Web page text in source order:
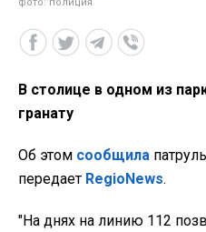
В столице в одном из
гранату
Об этом сообщила
передает RegioNews.
"На днях на линию 112